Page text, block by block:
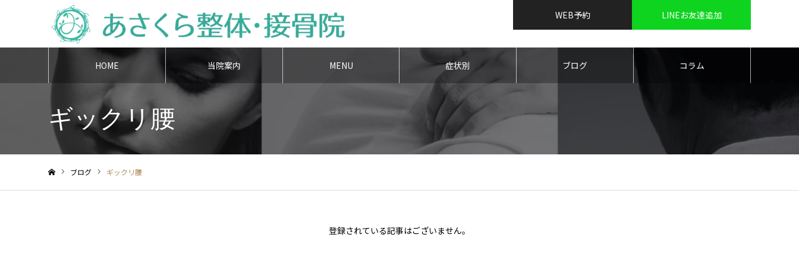
WEB予約 LINEお友達追加
HOME 当院案内 MENU 症状別 ブログ コラム
ギックリ腰
ブログ ギックリ腰
登録されている記事はございません。